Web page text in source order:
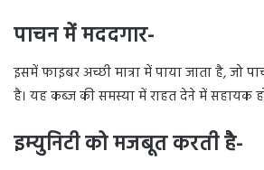
पाचन में मददगार-
इसमें फाइबर अच्छी मात्रा में पाया जाता है, जो
है। यह कब्ज की समस्या में राहत देने में सहायक
इम्युनिटी को मजबूत करती है-